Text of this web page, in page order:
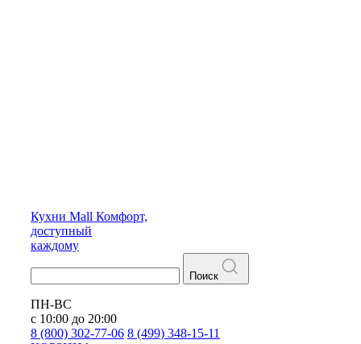
Кухни Mall Комфорт,
доступный
каждому
Поиск
ПН-ВС
с 10:00 до 20:00
8 (800) 302-77-06 8 (499) 348-15-11